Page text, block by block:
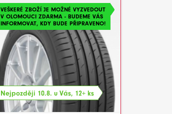
VEŠKERÉ ZBOŽÍ JE MOŽNÉ VYZVEDOUT
V OLOMOUCI ZDARMA - BUDEME VÁS
INFORMOVAT, KDY BUDE PŘIPRAVENO!
Nejpozději 10.8. u Vás, 12+ ks